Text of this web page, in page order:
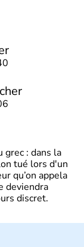
grec : dans la
tué lors d'un
qu’on appela
deviendra
discret.